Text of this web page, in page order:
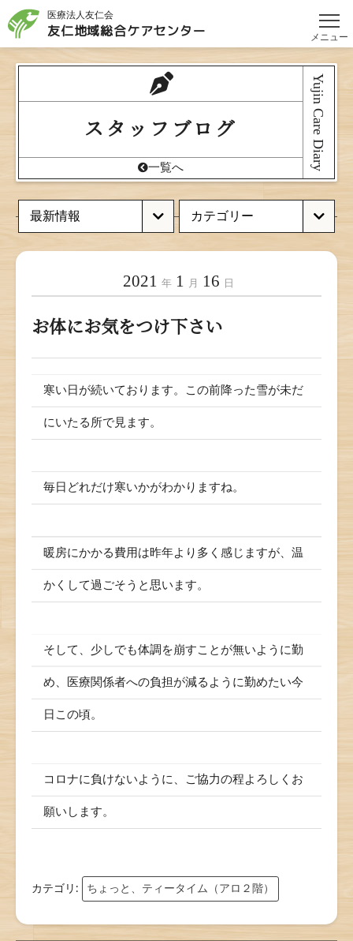
メニュー
医療法人友仁会
友仁地域総合ケアセンター
スタッフブログ Yujin Care Diary
一覧へ
2021 年 1 月 16 日
お体にお気をつけ下さい
寒い日が続いております。この前降った雪が未だ
にいたる所で見ます。
毎日どれだけ寒いかがわかりますね。
暖房にかかる費用は昨年より多く感じますが、温
かくして過ごそうと思います。
そして、少しでも体調を崩すことが無いように勤
め、医療関係者への負担が減るように勤めたい今
日この頃。
コロナに負けないように、ご協力の程よろしくお
願いします。
カテゴリ: ちょっと、ティータイム（アロ２階）